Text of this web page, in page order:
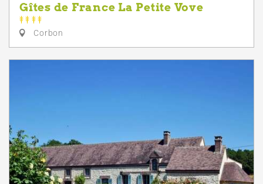
Gîtes de France La Petite Vove
Corbon